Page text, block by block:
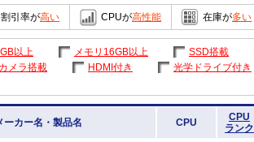
割引率が高い CPUが高性能 在庫が多い
以上 メモリ16GB以上 SSD搭載
メラ搭載 HDMI付き 光学ドライブ付き
カー名・製品名 CPU
CPU
ランク